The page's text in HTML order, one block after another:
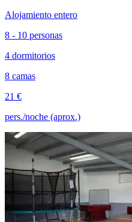
Alojamiento entero
8 - 10 personas
4 dormitorios
8 camas
21 €
pers./noche (aprox.)